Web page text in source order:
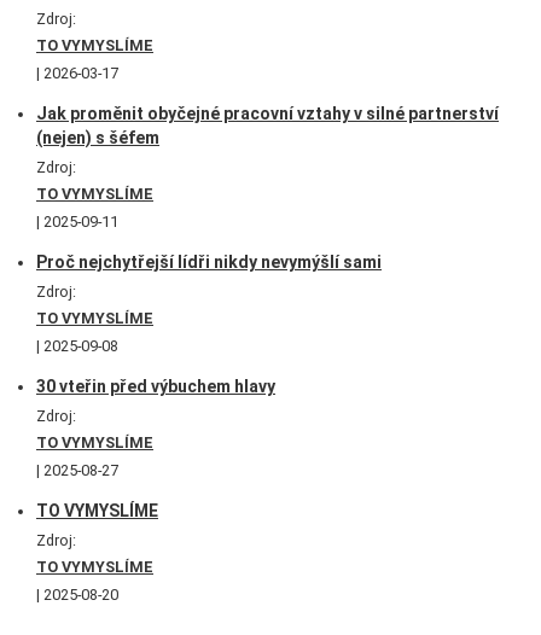
Zdroj:
TO VYMYSLÍME
2026-03-17
Jak proměnit obyčejné pracovní vztahy v silné partnerství
(nejen) s šéfem
Zdroj:
TO VYMYSLÍME
2025-09-11
Proč nejchytřejší lídři nikdy nevymýšlí sami
Zdroj:
TO VYMYSLÍME
2025-09-08
30 vteřin před výbuchem hlavy
Zdroj:
TO VYMYSLÍME
2025-08-27
TO VYMYSLÍME
Zdroj:
TO VYMYSLÍME
2025-08-20